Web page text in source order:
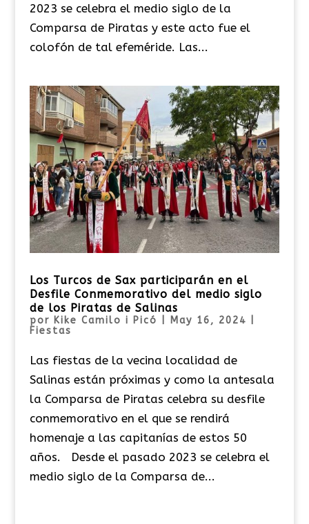
2023 se celebra el medio siglo de la
Comparsa de Piratas y este acto fue el
colofón de tal efeméride. Las...
Los Turcos de Sax participarán en el
Desfile Conmemorativo del medio siglo
de los Piratas de Salinas
por Kike Camilo i Picó May 16, 2024
Fiestas
Las fiestas de la vecina localidad de
Salinas están próximas y como la antesala
la Comparsa de Piratas celebra su desfile
conmemorativo en el que se rendirá
homenaje a las capitanías de estos 50
años. Desde el pasado 2023 se celebra el
medio siglo de la Comparsa de...